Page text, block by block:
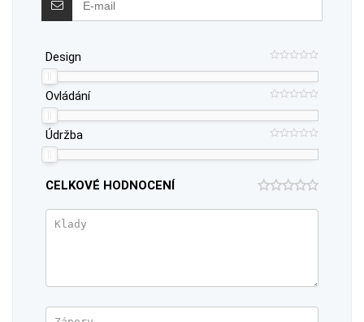
Design
Ovládání
Údržba
CELKOVÉ HODNOCENÍ